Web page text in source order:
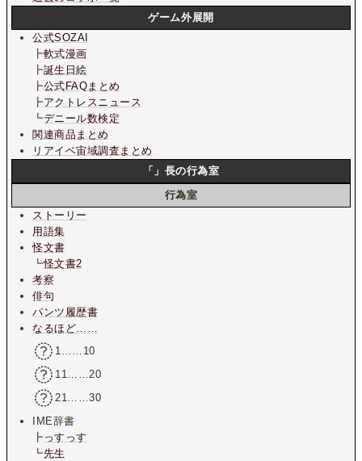
ゲーム外展開
公式SOZAI
┣軟式漫画
┣誕生日絵
┣公式FAQまとめ
┣アクトレスニュース
┗デニール数検定
関連商品まとめ
リアイベ宙域調査まとめ
「」長の行為室
行為室
ストーリー
用語集
怪文書
┗怪文書2
考察
俳句
パンツ履歴書
なるほど……
1……10
11……20
21……30
IME辞書
┣ っすっす
┗先生